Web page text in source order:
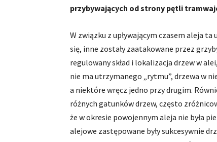
przybywających od strony pętli
W związku z upływającym czasem aleja ta
się, inne zostały zaatakowane przez
regulowany skład i lokalizacja drzew w
nie ma utrzymanego „rytmu”, drzewa w
a niektóre wręcz jedno przy drugim.
różnych gatunków drzew, często
że w okresie powojennym aleja nie była
alejowe zastępowane były sukcesywnie